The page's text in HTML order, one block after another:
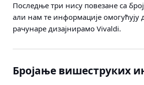
Последње три нису повезане са
али нам те информације омогућују
рачунаре дизајнирамо Vivaldi.
Бројање вишеструких